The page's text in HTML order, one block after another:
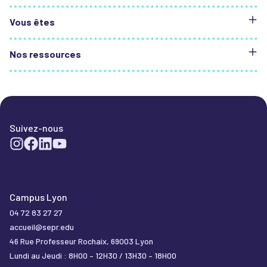
SEPR international
Fonds Horizon SEPR
Vous êtes
Un particulier
Un futur collaborateur
Nos ressources
Actualités
Suivez-nous
Campus Lyon
04 72 83 27 27
accueil@sepr.edu
46 Rue Professeur Rochaix, 69003 Lyon
Lundi au Jeudi : 8H00 – 12H30 / 13H30 – 18H00